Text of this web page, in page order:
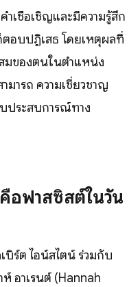
เชื้อเชิญและมีความรู้สึก
อบปฏิเสธ โดยเหตุผลที่
มของตนในตำแหน่ง
มารถ ความเชี่ยวชาญ
ประสบการณ์ทาง
อฟาสซิสต์ในวัน
บิร์ต ไอน์สไตน์ ร่วมกับ
อาเรนต์ (Hannah